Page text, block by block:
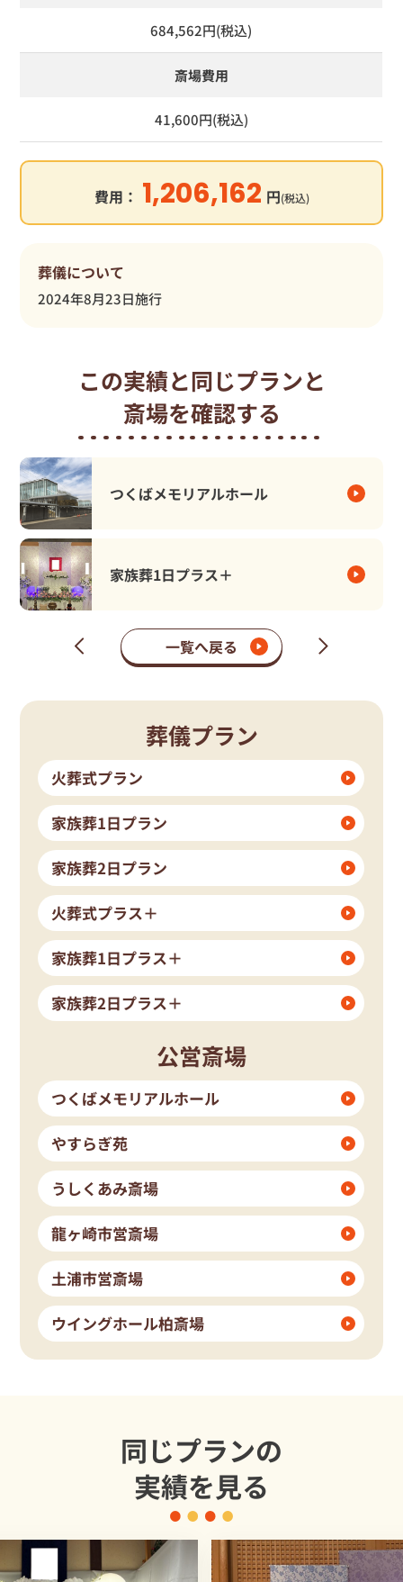
684,562円(税込)
斎場費用
41,600円(税込)
費用： 1,206,162 円(税込)
葬儀について
2024年8月23日施行
この実績と同じプランと
斎場を確認する
つくばメモリアルホール
家族葬1日プラス＋
ー
一覧へ戻る
前
ー
葬儀プラン
火葬式プラン
家族葬1日プラン
家族葬2日プラン
火葬式プラス＋
家族葬1日プラス＋
家族葬2日プラス＋
公営斎場
つくばメモリアルホール
やすらぎ苑
うしくあみ斎場
龍ヶ崎市営斎場
土浦市営斎場
ウイングホール柏斎場
同じプランの
実績を見る